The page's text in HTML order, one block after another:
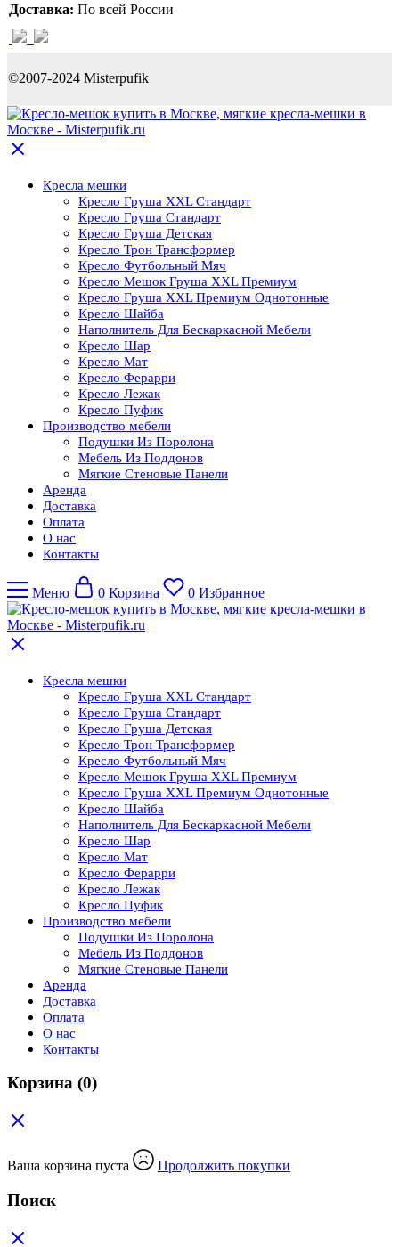
Доставка: По всей России
©2007-2024 Misterpufik
Кресла мешки
Кресло Груша XXL Стандарт
Кресло Груша Cтандарт
Кресло Груша Детская
Кресло Трон Трансформер
Кресло Футбольный Мяч
Кресло Мешок Груша XXL Премиум
Кресло Груша XXL Премиум Однотонные
Кресло Шайба
Наполнитель Для Бескаркасной Мебели
Кресло Шар
Кресло Мат
Кресло Ферарри
Кресло Лежак
Кресло Пуфик
Производство мебели
Подушки Из Поролона
Мебель Из Поддонов
Мягкие Стеновые Панели
Аренда
Доставка
Оплата
О нас
Контакты
Меню 0 Корзина 0 Избранное
Кресла мешки
Кресло Груша XXL Стандарт
Кресло Груша Cтандарт
Кресло Груша Детская
Кресло Трон Трансформер
Кресло Футбольный Мяч
Кресло Мешок Груша XXL Премиум
Кресло Груша XXL Премиум Однотонные
Кресло Шайба
Наполнитель Для Бескаркасной Мебели
Кресло Шар
Кресло Мат
Кресло Ферарри
Кресло Лежак
Кресло Пуфик
Производство мебели
Подушки Из Поролона
Мебель Из Поддонов
Мягкие Стеновые Панели
Аренда
Доставка
Оплата
О нас
Контакты
Корзина (0)
Ваша корзина пуста Продолжить покупки
Поиск